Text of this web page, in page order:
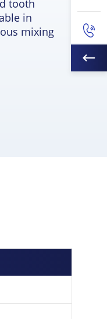
tooth
in
mixing